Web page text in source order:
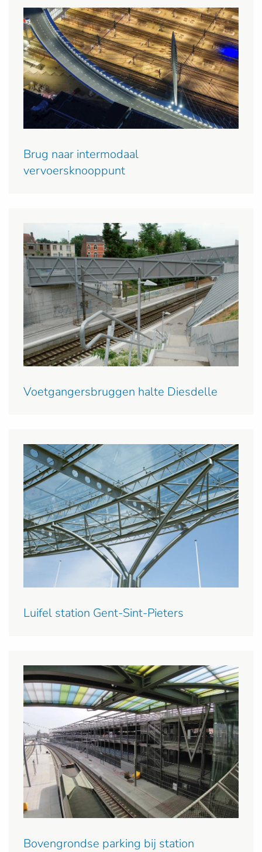
Brug naar intermodaal
vervoersknooppunt
Voetgangersbruggen halte Diesdelle
Luifel station Gent-Sint-Pieters
Bovengrondse parking bij station